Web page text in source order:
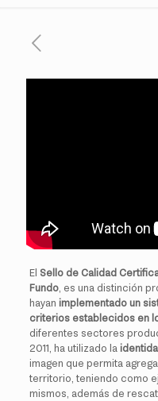
El Sello de Calidad
Fundo, es una distinción
hayan implementado un
criterios establecidos en
diferentes sectores
2011, ha utilizado la
imagen que permita
territorio, teniendo como
mismos, además de